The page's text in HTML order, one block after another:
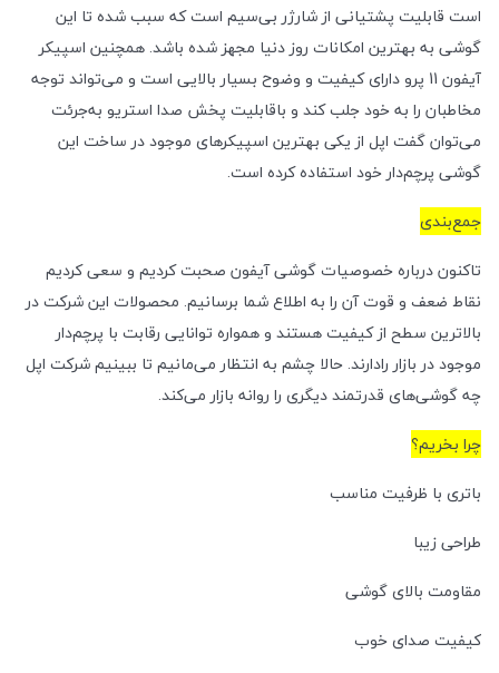
است قابلیت پشتیانی از شارژر بی‌سیم است که سبب شده تا این
گوشی به بهترین امکانات روز دنیا مجهز شده باشد. همچنین اسپیکر
آیفون 11 پرو دارای کیفیت و وضوح بسیار بالایی است و می‌تواند توجه
مخاطبان را به خود جلب کند و باقابلیت پخش صدا استریو به‌جرئت
می‌توان گفت اپل از یکی بهترین اسپیکرهای موجود در ساخت این
گوشی پرچم‌دار خود استفاده کرده است.
جمع‌بندی
تاکنون درباره خصوصیات گوشی آیفون صحبت کردیم و سعی کردیم
نقاط ضعف و قوت آن را به اطلاع شما برسانیم. محصولات این شرکت در
بالاترین سطح از کیفیت هستند و همواره توانایی رقابت با پرچم‌دار
موجود در بازار رادارند. حالا چشم به انتظار می‌مانیم تا ببینیم شرکت اپل
چه گوشی‌های قدرتمند دیگری را روانه بازار می‌کند.
چرا بخریم؟
باتری با ظرفیت مناسب
طراحی زیبا
مقاومت بالای گوشی
کیفیت صدای خوب